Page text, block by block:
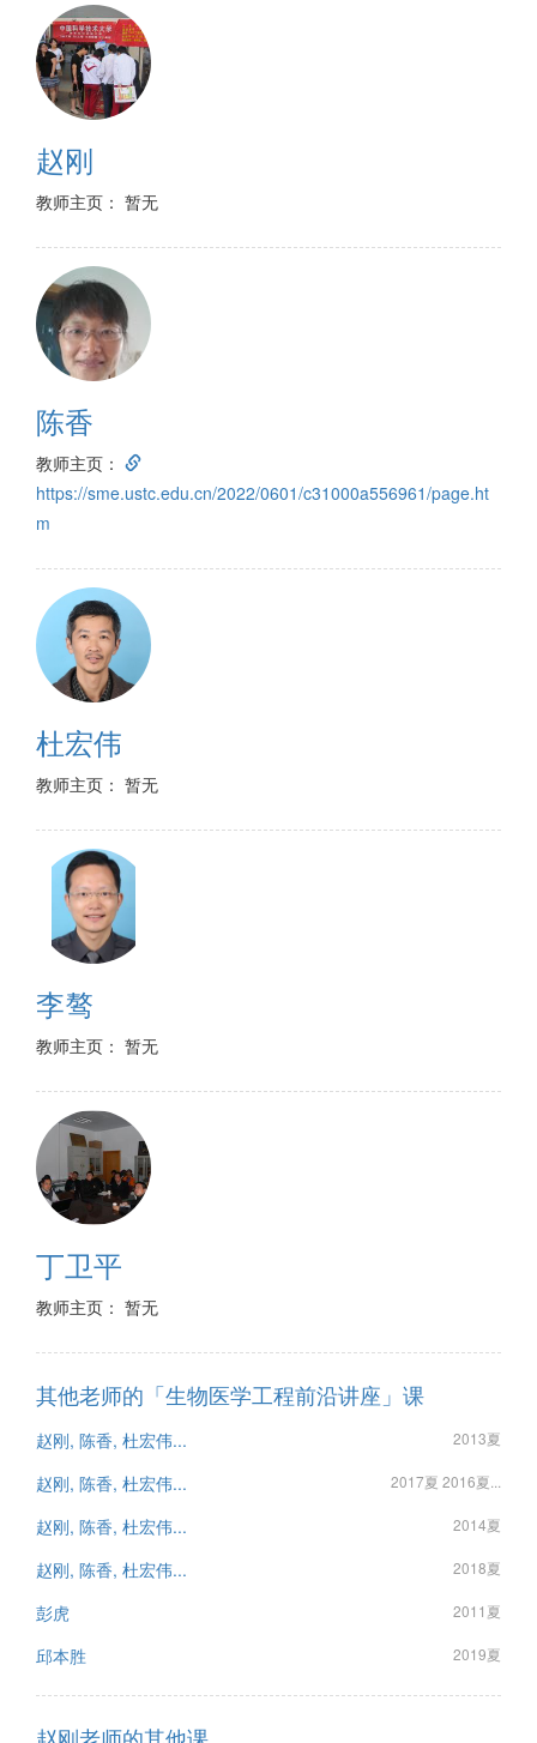
赵刚
教师主页： 暂无
陈香
教师主页：
https://sme.ustc.edu.cn/2022/0601/c31000a556961/page.ht
m
杜宏伟
教师主页： 暂无
李骜
教师主页： 暂无
丁卫平
教师主页： 暂无
其他老师的「生物医学工程前沿讲座」课
赵刚, 陈香, 杜宏伟... 2013夏
赵刚, 陈香, 杜宏伟... 2017夏 2016夏...
赵刚, 陈香, 杜宏伟... 2014夏
赵刚, 陈香, 杜宏伟... 2018夏
彭虎 2011夏
邱本胜 2019夏